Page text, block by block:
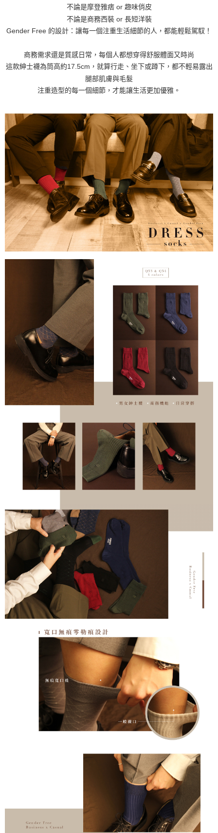
不論是摩登雅痞 or 趣味俏皮
不論是商務西裝 or 長短洋裝
Gender Free 的設計：讓每一個注重生活細節的人，都能輕鬆駕馭！
商務需求還是質感日常，每個人都想穿得舒服體面又時尚
這款紳士襪為筒高約17.5cm，就算行走、坐下或蹲下，都不輕易露出
腿部肌膚與毛髮
注重造型的每一個細節，才能讓生活更加優雅。